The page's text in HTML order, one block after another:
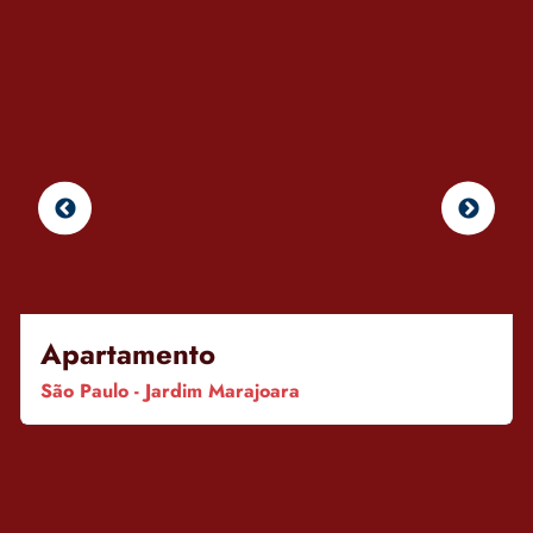
Apartamento
São Paulo - Jardim Marajoara